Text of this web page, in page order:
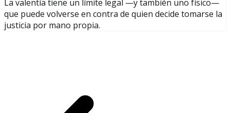
La valentía tiene un límite legal —y también uno físico—
que puede volverse en contra de quien decide tomarse la
justicia por mano propia.